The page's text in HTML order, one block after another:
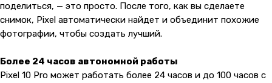
поделиться, — это просто. После того, как вы сделаете
снимок, Pixel автоматически найдет и объединит похожие
фотографии, чтобы создать лучший.
Более 24 часов автономной работы
Pixel 10 Pro может работать более 24 часов и до 100 часов с